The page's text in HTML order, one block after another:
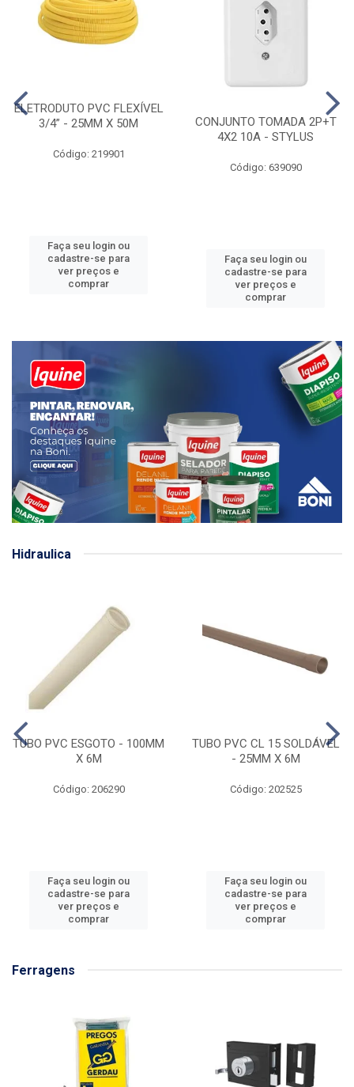
ELETRODUTO PVC FLEXÍVEL
3/4” - 25MM X 50M
Código: 219901
Faça seu login ou
cadastre-se para
ver preços e
comprar
CONJUNTO TOMADA 2P+T
4X2 10A - STYLUS
Código: 639090
Faça seu login ou
cadastre-se para
ver preços e
comprar
Hidraulica
TUBO PVC ESGOTO - 100MM
X 6M
Código: 206290
Faça seu login ou
cadastre-se para
ver preços e
comprar
TUBO PVC CL 15 SOLDÁVEL
- 25MM X 6M
Código: 202525
Faça seu login ou
cadastre-se para
ver preços e
comprar
Ferragens